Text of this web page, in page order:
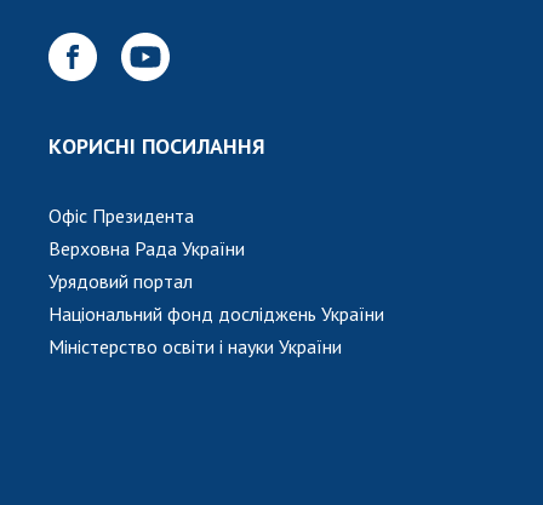
КОРИСНІ ПОСИЛАННЯ
Офіс Президента
Верховна Рада України
Урядовий портал
Національний фонд досліджень України
Міністерство освіти і науки України